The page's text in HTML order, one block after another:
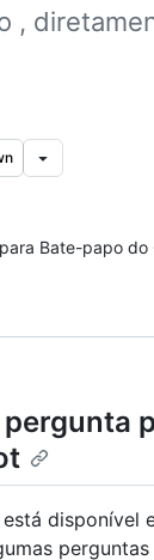
,
Bate-papo do
disponível